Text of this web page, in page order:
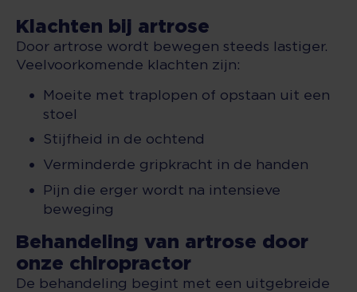
Klachten bij artrose
Door artrose wordt bewegen steeds lastiger.
Veelvoorkomende klachten zijn:
Moeite met traplopen of opstaan uit een
stoel
Stijfheid in de ochtend
Verminderde gripkracht in de handen
Pijn die erger wordt na intensieve
beweging
Behandeling van artrose door
onze chiropractor
De behandeling begint met een uitgebreide